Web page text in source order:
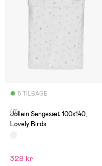
5 TILBAGE
(0)
Jollein Sengesæt 100x140,
Lovely Birds
329 kr